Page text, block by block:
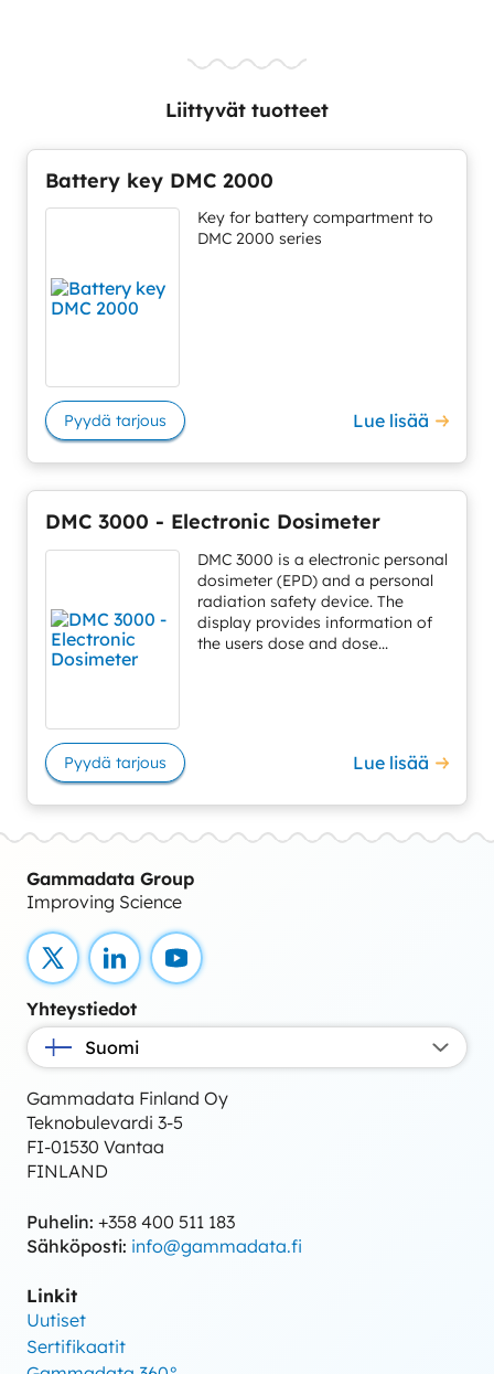
Liittyvät tuotteet
Battery key DMC 2000
Key for battery compartment to
DMC 2000 series
Pyydä tarjous Lue lisää
DMC 3000 - Electronic Dosimeter
DMC 3000 is a electronic personal
dosimeter (EPD) and a personal
radiation safety device. The
display provides information of
the users dose and dose...
Pyydä tarjous Lue lisää
Gammadata Group
Improving Science
X LinkedInYouTube
Yhteystiedot
Suomi
Gammadata Finland Oy
Teknobulevardi 3-5
FI-01530 Vantaa
FINLAND
Puhelin: +358 400 511 183
Sähköposti: info@gammadata.fi
Linkit
Uutiset
Sertifikaatit